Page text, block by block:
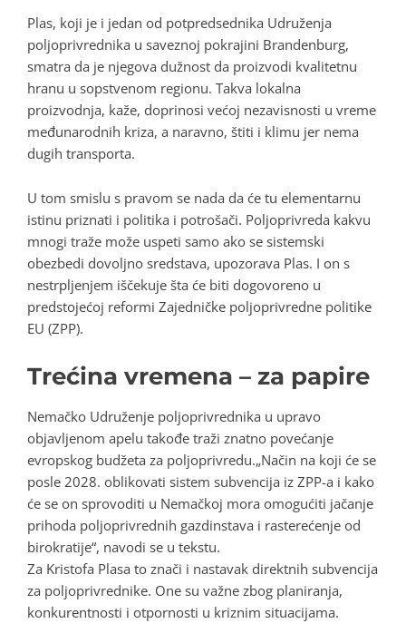
Plas, koji je i jedan od potpredsednika Udruženja
poljoprivrednika u saveznoj pokrajini Brandenburg,
smatra da je njegova dužnost da proizvodi kvalitetnu
hranu u sopstvenom regionu. Takva lokalna
proizvodnja, kaže, doprinosi većoj nezavisnosti u vreme
međunarodnih kriza, a naravno, štiti i klimu jer nema
dugih transporta.
U tom smislu s pravom se nada da će tu elementarnu
istinu priznati i politika i potrošači. Poljoprivreda kakvu
mnogi traže može uspeti samo ako se sistemski
obezbedi dovoljno sredstava, upozorava Plas. I on s
nestrpljenjem iščekuje šta će biti dogovoreno u
predstojećoj reformi Zajedničke poljoprivredne politike
EU (ZPP).
Trećina vremena – za papire
Nemačko Udruženje poljoprivrednika u upravo
objavljenom apelu takođe traži znatno povećanje
evropskog budžeta za poljoprivredu.„Način na koji će se
posle 2028. oblikovati sistem subvencija iz ZPP-a i kako
će se on sprovoditi u Nemačkoj mora omogućiti jačanje
prihoda poljoprivrednih gazdinstava i rasterećenje od
birokratije“, navodi se u tekstu.
Za Kristofa Plasa to znači i nastavak direktnih subvencija
za poljoprivrednike. One su važne zbog planiranja,
konkurentnosti i otpornosti u kriznim situacijama.